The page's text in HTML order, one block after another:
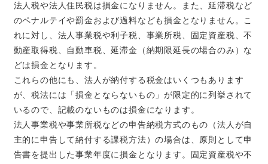
法人税や法人住民税は損金になりません。また、延滞税など
のペナルテイや罰金および過料なども損金となりません。こ
れに対し、法人事業税や利子税、事業所税、固定資産税、不
動産取得税、自動車税、延滞金（納期限延長の場合のみ）な
どは損金となります。
これらの他にも、法人が納付する税金はいくつもあります
が、税法には「損金とならないもの」が限定的に列挙されて
いるので、記載のないものは損金になります。
法人事業税や事業所税などの申告納税方式のもの（法人が自
主的に申告して納付する課税方法）の場合は、原則として申
告書を提出した事業年度に損金となります。固定資産税や不